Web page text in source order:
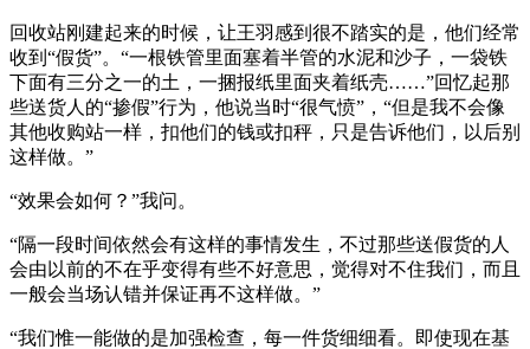
回收站刚建起来的时候，让王羽感到很不踏实的是，他们经常
收到“假货”。“一根铁管里面塞着半管的水泥和沙子，一袋铁
下面有三分之一的土，一捆报纸里面夹着纸壳……”回忆起那
些送货人的“掺假”行为，他说当时“很气愤”，“但是我不会像
其他收购站一样，扣他们的钱或扣秤，只是告诉他们，以后别
这样做。”
“效果会如何？”我问。
“隔一段时间依然会有这样的事情发生，不过那些送假货的人
会由以前的不在乎变得有些不好意思，觉得对不住我们，而且
一般会当场认错并保证再不这样做。”
“我们惟一能做的是加强检查，每一件货细细看。即使现在基